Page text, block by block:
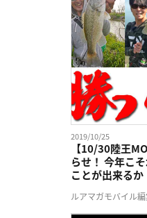
2019/10/25
【10/30陸王
らせ！ 今年こ
ことが出来るか
ルアマガモバイル